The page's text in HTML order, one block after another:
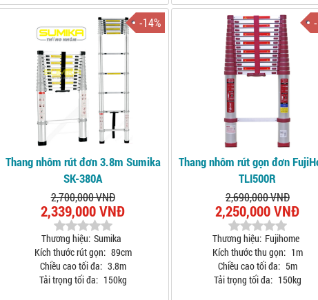
-14%
Thang nhôm rút đơn 3.8m Sumika
SK-380A
2,700,000 VNĐ
2,339,000 VNĐ
Thương hiệu: Sumika
Kích thước rút gọn: 89cm
Chiều cao tối đa: 3.8m
Tải trọng tối đa: 150kg
Thang nhôm rút gọn đơn
TLI500R
2,690,000 VNĐ
2,250,000 VNĐ
Thương hiệu: Fujihome
Kích thước thu gọn: 1m
Chiều cao tối đa: 5m
Tải trọng tối đa: 150kg